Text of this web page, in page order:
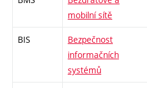
mobilní sítě
BIS
Bezpečnost
informačních
systémů